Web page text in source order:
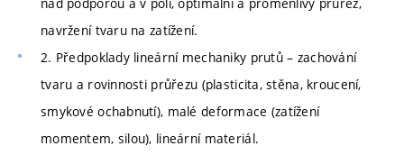
navržení tvaru na zatížení.
2. Předpoklady lineární mechaniky prutů – zachování
tvaru a rovinnosti průřezu (plasticita, stěna, kroucení,
smykové ochabnutí), malé deformace (zatížení
momentem, silou), lineární materiál.